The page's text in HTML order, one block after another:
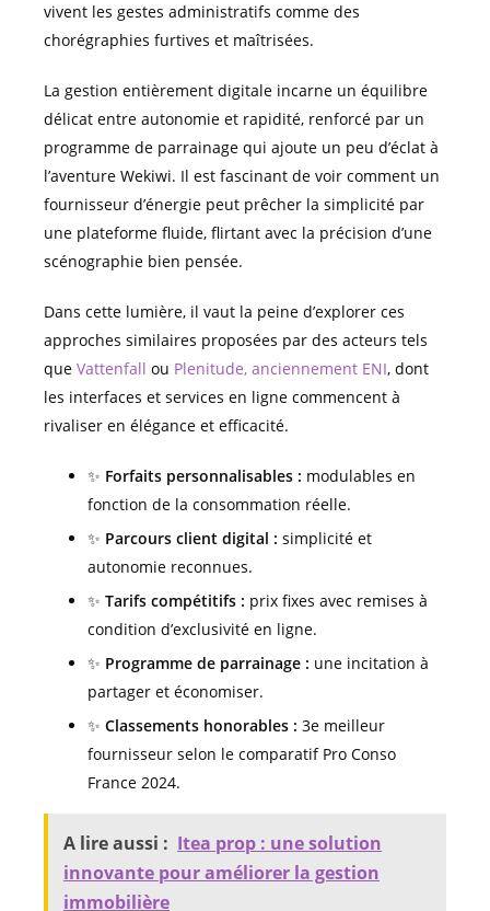
vivent les gestes administratifs comme des
chorégraphies furtives et maîtrisées.
La gestion entièrement digitale incarne un équilibre
délicat entre autonomie et rapidité, renforcé par un
programme de parrainage qui ajoute un peu d’éclat à
l’aventure Wekiwi. Il est fascinant de voir comment un
fournisseur d’énergie peut prêcher la simplicité par
une plateforme fluide, flirtant avec la précision d’une
scénographie bien pensée.
Dans cette lumière, il vaut la peine d’explorer ces
approches similaires proposées par des acteurs tels
que Vattenfall ou Plenitude, anciennement ENI, dont
les interfaces et services en ligne commencent à
rivaliser en élégance et efficacité.
✨ Forfaits personnalisables : modulables en
fonction de la consommation réelle.
✨ Parcours client digital : simplicité et
autonomie reconnues.
✨ Tarifs compétitifs : prix fixes avec remises à
condition d’exclusivité en ligne.
✨ Programme de parrainage : une incitation à
partager et économiser.
✨ Classements honorables : 3e meilleur
fournisseur selon le comparatif Pro Conso
France 2024.
A lire aussi : Itea prop : une solution
innovante pour améliorer la gestion
immobilière